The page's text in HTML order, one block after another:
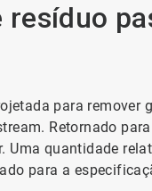
para
Retornado
quantidade
para a